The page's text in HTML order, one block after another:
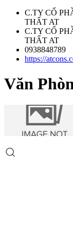
C.TY CỔ
THẤT AT
C.TY CỔ
THẤT AT
0938848789
https://
Văn